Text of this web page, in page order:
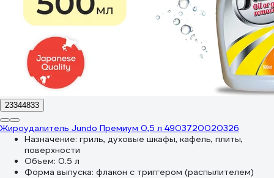
23344833
Жироудалитель Jundo Премиум 0,5 л 4903720020326
Назначение: гриль, духовые шкафы, кафель, плиты,
поверхности
Объем: 0.5 л
Форма выпуска: флакон с триггером (распылителем)